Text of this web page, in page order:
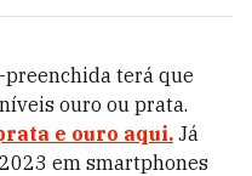
terá que
ouro ou prata.
e ouro aqui. Já
em smartphones